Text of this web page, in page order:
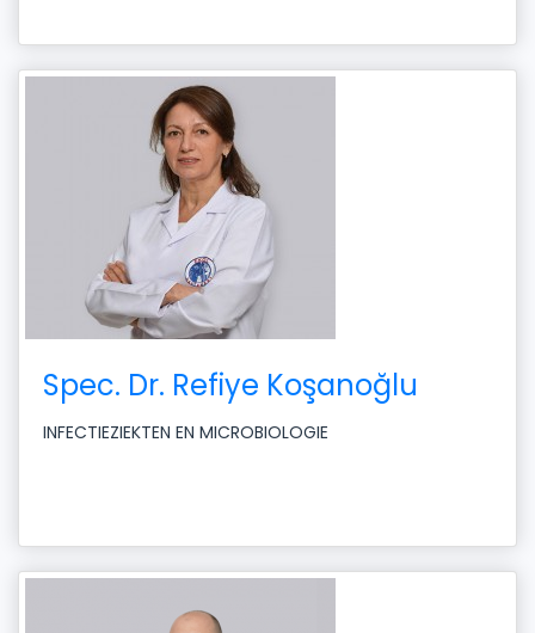
Spec. Dr. Refiye Koşanoğlu
INFECTIEZIEKTEN EN MICROBIOLOGIE